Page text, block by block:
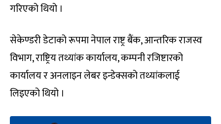
गरिएको थियो ।
सेकेण्डरी डेटाको रूपमा नेपाल राष्ट्र बैंक, आन्तरिक राजस्व
विभाग, राष्ट्रिय तथ्यांक कार्यालय, कम्पनी रजिष्टारको
कार्यालय र अनलाइन लेबर इन्डेक्सको तथ्यांकलाई
लिइएको थियो ।